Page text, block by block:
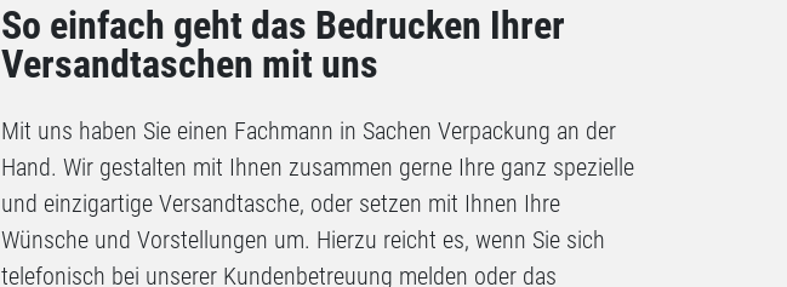
So einfach geht das Bedrucken Ihrer
Versandtaschen mit uns
Mit uns haben Sie einen Fachmann in Sachen Verpackung an der
Hand. Wir gestalten mit Ihnen zusammen gerne Ihre ganz spezielle
und einzigartige Versandtasche, oder setzen mit Ihnen Ihre
Wünsche und Vorstellungen um. Hierzu reicht es, wenn Sie sich
telefonisch bei unserer Kundenbetreuung melden oder das